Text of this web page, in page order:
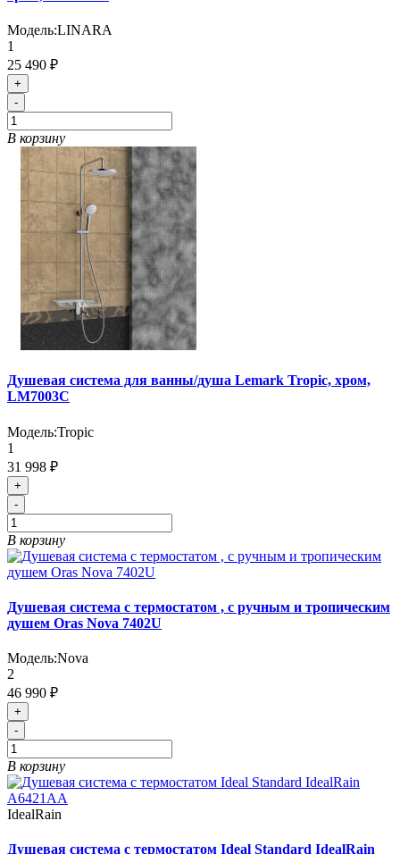
Модель:LINARA
1
25 490 ₽
+
-
В корзину
Душевая система для ванны/душа Lemark Tropic, хром,
LM7003C
Модель:Tropic
1
31 998 ₽
+
-
В корзину
Душевая система с термостатом , с ручным и тропическим
душем Oras Nova 7402U
Модель:Nova
2
46 990 ₽
+
-
В корзину
IdealRain
Душевая система с термостатом Ideal Standard IdealRain